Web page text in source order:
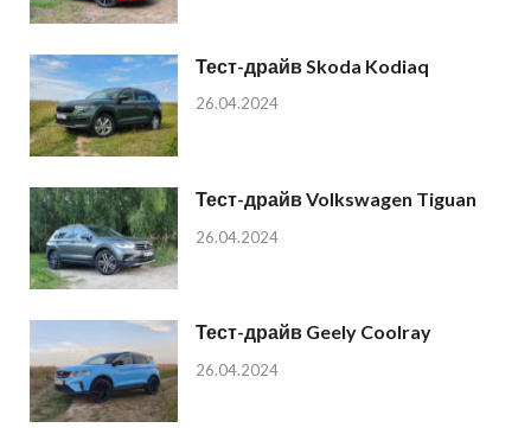
Тест-драйв Skoda Kodiaq
26.04.2024
Тест-драйв Volkswagen Tiguan
26.04.2024
Тест-драйв Geely Coolray
26.04.2024